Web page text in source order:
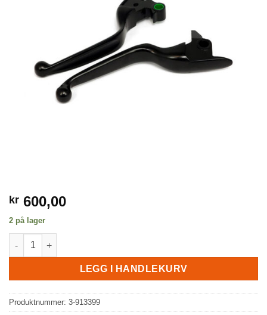
kr 600,00
2 på lager
Hendler i sort, 15-17 Softail, Wide Blade antall
LEGG I HANDLEKURV
Produktnummer: 3-913399